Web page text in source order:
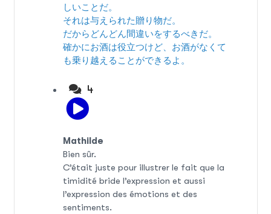
しいことだ。
それは与えられた贈り物だ。
だからどんどん間違いをするべきだ。
確かにお酒は役立つけど、お酒がなくて
も乗り越えることができるよ。
4
Mathilde
Bien sûr.
C’était juste pour illustrer le fait que la
timidité bride l’expression et aussi
l’expression des émotions et des
sentiments.